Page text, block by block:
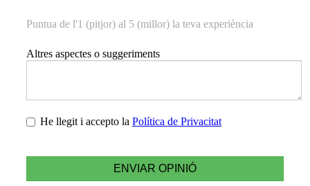
Puntua de l'1 (pitjor) al 5 (millor) la teva experiència
Altres aspectes o suggeriments
He llegit i accepto la Política de Privacitat
ENVIAR OPINIÓ